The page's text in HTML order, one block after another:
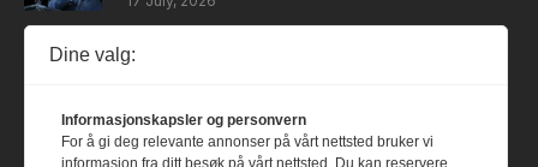
Dystopia
Dine valg:
Informasjonskapsler og personvern
For å gi deg relevante annonser på vårt nettsted bruker vi
informasjon fra ditt besøk på vårt nettsted. Du kan reservere